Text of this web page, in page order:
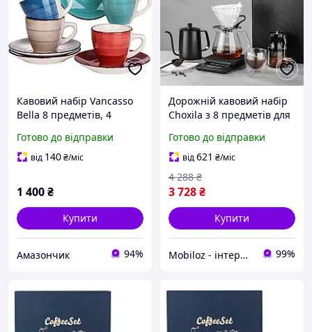
Кавовий набір Vancasso
Bella 8 предметів, 4
кам'яний посуд, ручний
розпис, вінтажний стиль,
Готово до відправки
від 140₴/міс
1 400₴
Купити
Амазончик 94%
Дорожній кавовий набір
Choxila з 8 предметів для
кейсом 1 шт.
Готово до відправки
від621 ₴/міс
3 728₴
4 288 ₴
Купити
Mobiloz - інтернет-магазин Мобілоз 99%